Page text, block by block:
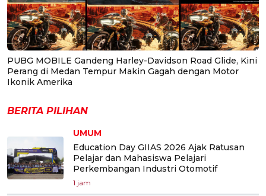
PUBG MOBILE Gandeng Harley-Davidson Road Glide, Kini
Perang di Medan Tempur Makin Gagah dengan Motor
Ikonik Amerika
BERITA PILIHAN
UMUM
Education Day GIIAS 2026 Ajak Ratusan
Pelajar dan Mahasiswa Pelajari
Perkembangan Industri Otomotif
1 jam